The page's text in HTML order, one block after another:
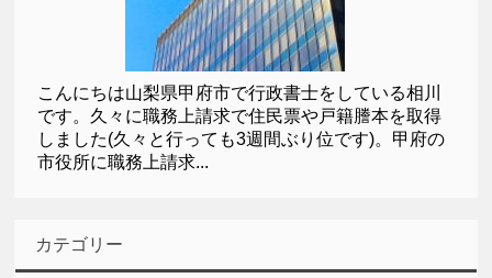
こんにちは山梨県甲府市で行政書士をしている相川
です。久々に職務上請求で住民票や戸籍謄本を取得
しました(久々と行っても3週間ぶり位です)。甲府の
市役所に職務上請求...
カテゴリー